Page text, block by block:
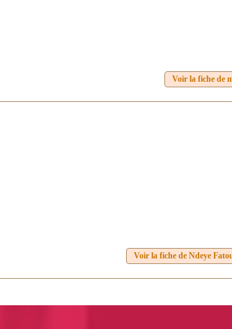
Voir la fiche de
Voir la fiche de Ndeye